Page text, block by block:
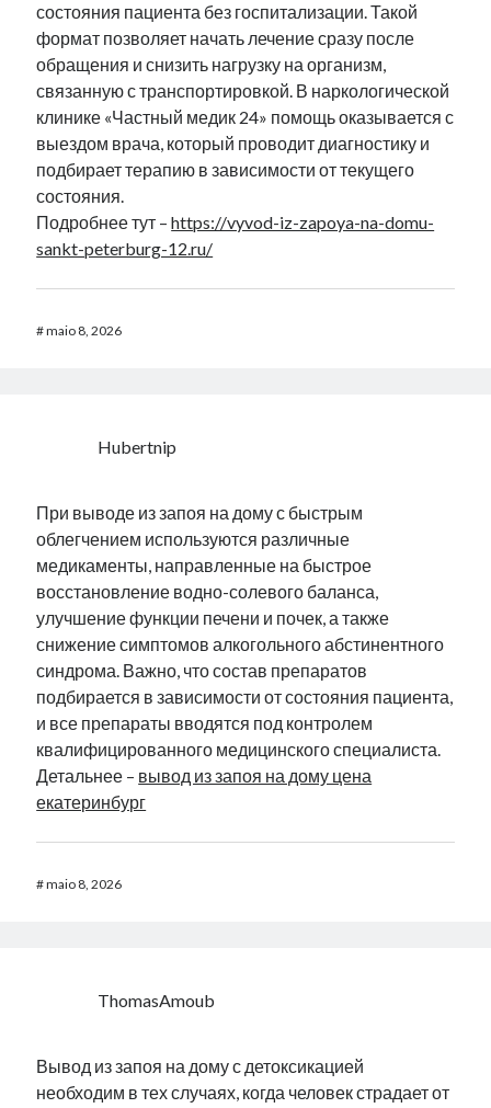
состояния пациента без госпитализации. Такой
формат позволяет начать лечение сразу после
обращения и снизить нагрузку на организм,
связанную с транспортировкой. В наркологической
клинике «Частный медик 24» помощь оказывается с
выездом врача, который проводит диагностику и
подбирает терапию в зависимости от текущего
состояния.
Подробнее тут –https://vyvod-iz-zapoya-na-domu-
sankt-peterburg-12.ru/
#maio 8, 2026
Hubertnip
При выводе из запоя на дому с быстрым
облегчением используются различные
медикаменты, направленные на быстрое
восстановление водно-солевого баланса,
улучшение функции печени и почек, а также
снижение симптомов алкогольного абстинентного
синдрома. Важно, что состав препаратов
подбирается в зависимости от состояния пациента,
и все препараты вводятся под контролем
квалифицированного медицинского специалиста.
Детальнее – вывод из запоя на дому цена
екатеринбург
#maio 8, 2026
ThomasAmoub
Вывод из запоя на дому с детоксикацией
необходим в тех случаях, когда человек страдает от